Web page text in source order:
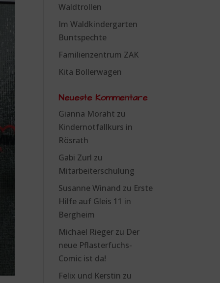
Waldtrollen
Im Waldkindergarten
Buntspechte
Familienzentrum ZAK
Kita Bollerwagen
Neueste Kommentare
Gianna Moraht zu
Kindernotfallkurs in
Rösrath
Gabi Zurl zu
Mitarbeiterschulung
Susanne Winand zu Erste
Hilfe auf Gleis 11 in
Bergheim
Michael Rieger zu Der
neue Pflasterfuchs-
Comic ist da!
Felix und Kerstin zu